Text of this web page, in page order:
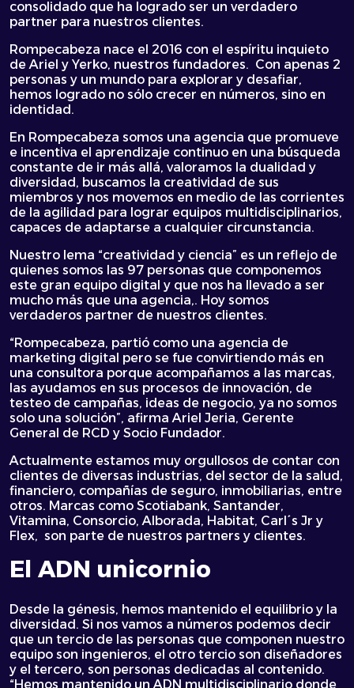
consolidado que ha logrado ser un verdadero
partner para nuestros clientes.
Rompecabeza nace el 2016 con el espíritu inquieto
de Ariel y Yerko, nuestros fundadores. Con apenas 2
personas y un mundo para explorar y desafiar,
hemos logrado no sólo crecer en números, sino en
identidad.
En Rompecabeza somos una agencia que promueve
e incentiva el aprendizaje continuo en una búsqueda
constante de ir más allá, valoramos la dualidad y
diversidad, buscamos la creatividad de sus
miembros y nos movemos en medio de las corrientes
de la agilidad para lograr equipos multidisciplinarios,
capaces de adaptarse a cualquier circunstancia.
Nuestro lema “creatividad y ciencia” es un reflejo de
quienes somos las 97 personas que componemos
este gran equipo digital y que nos ha llevado a ser
mucho más que una agencia,. Hoy somos
verdaderos partner de nuestros clientes.
“Rompecabeza, partió como una agencia de
marketing digital pero se fue convirtiendo más en
una consultora porque acompañamos a las marcas,
las ayudamos en sus procesos de innovación, de
testeo de campañas, ideas de negocio, ya no somos
solo una solución”, afirma Ariel Jeria, Gerente
General de RCD y Socio Fundador.
Actualmente estamos muy orgullosos de contar con
clientes de diversas industrias, del sector de la salud,
financiero, compañías de seguro, inmobiliarias, entre
otros. Marcas como Scotiabank, Santander,
Vitamina, Consorcio, Alborada, Habitat, Carl´s Jr y
Flex, son parte de nuestros partners y clientes.
El ADN unicornio
Desde la génesis, hemos mantenido el equilibrio y la
diversidad. Si nos vamos a números podemos decir
que un tercio de las personas que componen nuestro
equipo son ingenieros, el otro tercio son diseñadores
y el tercero, son personas dedicadas al contenido.
“Hemos mantenido un ADN multidisciplinario donde